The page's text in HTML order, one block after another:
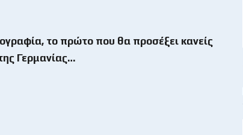
το πρώτο που θα προσέξει κανείς
Γερμανίας…